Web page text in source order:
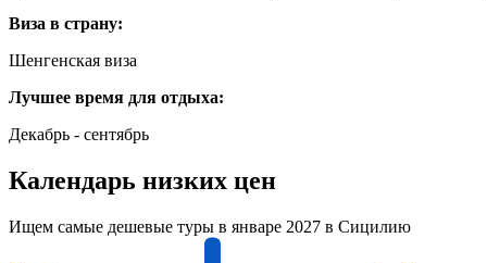
Виза в страну:
Шенгенская виза
Лучшее время для отдыха:
Декабрь - сентябрь
Календарь низких цен
Ищем самые дешевые туры в январе 2027 в Сицилию